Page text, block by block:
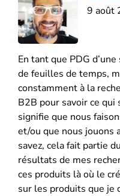
9 août
En tant que PDG
de feuilles de temps,
constamment à la
B2B pour savoir ce qui
signifie que nous
et/ou que nous jouons
savez, cela fait partie
résultats de mes
ces produits là où le
sur les produits que je